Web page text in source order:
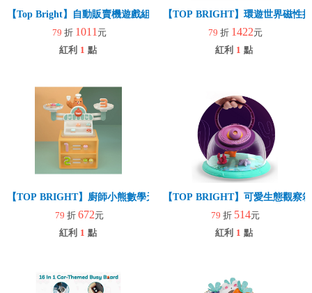
【Top Bright】自動販賣機遊戲組(角色扮演/低幼/互動/親子遊戲)
79 折 1011 元
紅利 1 點
【TOP BRIGHT】環遊世界磁性
79 折 1422元
紅利 1 點
【TOP BRIGHT】廚師小熊數學天秤遊戲組
79 折 672元
紅利 1 點
【TOP BRIGHT】可愛生態觀察箱
79 折 514元
紅利 1 點